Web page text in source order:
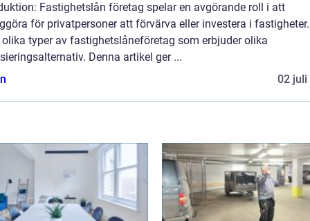
Fastighetslån företag spelar en avgörande roll i att
för privatpersoner att förvärva eller investera i
typer av fastighetslåneföretag som erbjuder olika
Denna artikel ger ...
02 juli